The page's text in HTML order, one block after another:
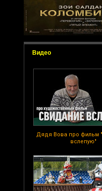
Видео
Дядя Вова про фильм
вслепую"